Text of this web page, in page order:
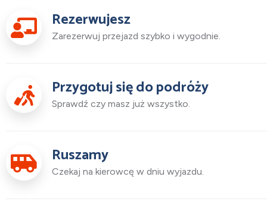
Rezerwujesz
Zarezerwuj przejazd szybko i wygodnie.
Przygotuj się do podróży
Sprawdź czy masz już wszystko.
Ruszamy
Czekaj na kierowcę w dniu wyjazdu.